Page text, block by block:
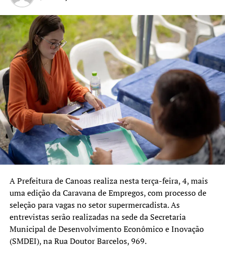
A Prefeitura de Canoas realiza nesta terça-feira, 4, mais
uma edição da Caravana de Empregos, com processo de
seleção para vagas no setor supermercadista. As
entrevistas serão realizadas na sede da Secretaria
Municipal de Desenvolvimento Econômico e Inovação
(SMDEI), na Rua Doutor Barcelos, 969.